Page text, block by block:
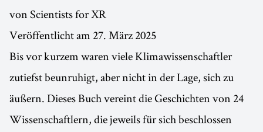
von Scientists for XR
Veröffentlicht am 27. März 2025
Bis vor kurzem waren viele Klimawissenschaftler
zutiefst beunruhigt, aber nicht in der Lage, sich zu
äußern. Dieses Buch vereint die Geschichten von 24
Wissenschaftlern, die jeweils für sich beschlossen